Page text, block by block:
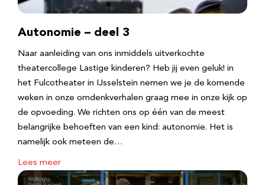
Autonomie – deel 3
Naar aanleiding van ons inmiddels uitverkochte
theatercollege Lastige kinderen? Heb jij even geluk! in
het Fulcotheater in IJsselstein nemen we je de komende
weken in onze omdenkverhalen graag mee in onze kijk op
de opvoeding. We richten ons op één van de meest
belangrijke behoeften van een kind: autonomie. Het is
namelijk ook meteen de…
Lees meer